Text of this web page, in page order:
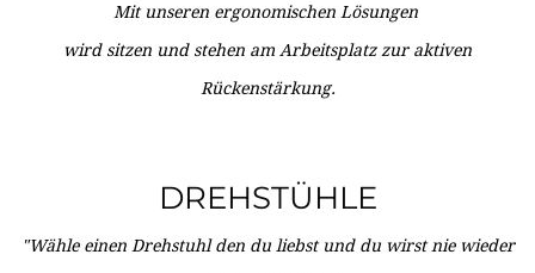
Mit unseren ergonomischen Lösungen
wird sitzen und stehen am Arbeitsplatz zur aktiven
Rückenstärkung.
DREHSTÜHLE
"Wähle einen Drehstuhl den du liebst und du wirst nie wieder